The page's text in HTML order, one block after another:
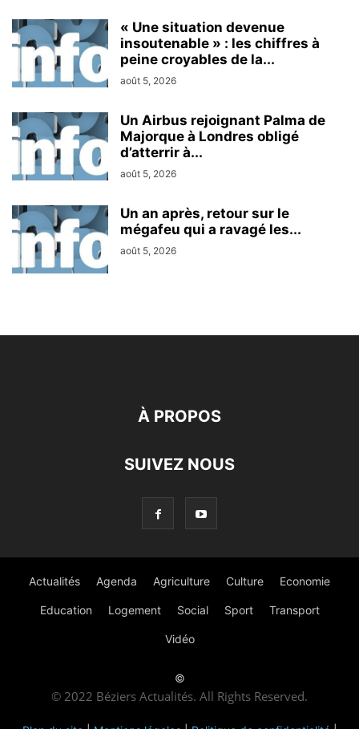
« Une situation devenue
insoutenable » : les chiffres à
peine croyables de la...
août 5, 2026
Un Airbus rejoignant Palma de
Majorque à Londres obligé
d’atterrir à...
août 5, 2026
Un an après, retour sur le
mégafeu qui a ravagé les...
août 5, 2026
À PROPOS
SUIVEZ NOUS
Actualités Agenda Agriculture Culture Economie
Education Logement Social Sport Transport
Vidéo
©
© 2022 Béziers Actualités. All Rights Reserved.